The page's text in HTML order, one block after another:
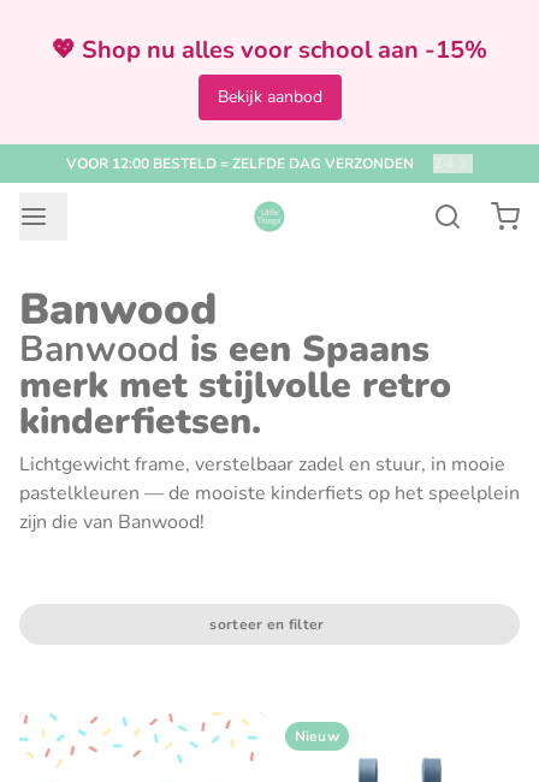
💖 Shop nu alles voor school aan -15%
Bekijk aanbod
VOOR 12:00 BESTELD = ZELFDE DAG VERZONDEN
Banwood
Banwood is een Spaans
merk met stijlvolle retro
kinderfietsen.
Lichtgewicht frame, verstelbaar zadel en stuur, in mooie
pastelkleuren — de mooiste kinderfiets op het speelplein
zijn die van Banwood!
sorteer en filter
Nieuw